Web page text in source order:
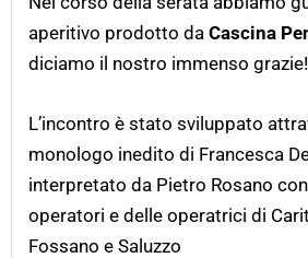
aperitivo prodotto da Cascina
diciamo il nostro immenso grazie!
L’incontro è stato sviluppato
monologo inedito di Francesca
interpretato da Pietro Rosano
operatori e delle operatrici di
Fossano e Saluzzo